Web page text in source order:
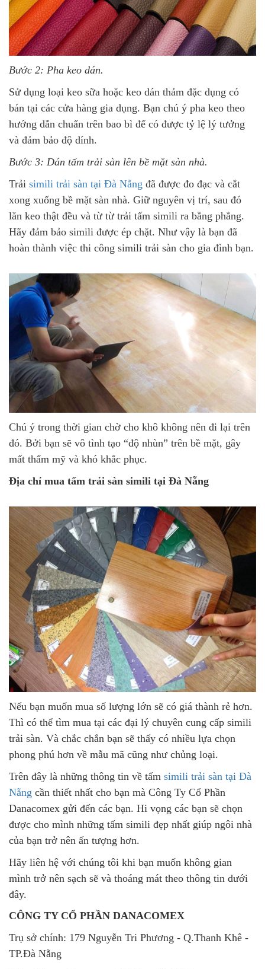
Bước 2: Pha keo dán.
Sử dụng loại keo sữa hoặc keo dán thảm đặc dụng có
bán tại các cửa hàng gia dụng. Bạn chú ý pha keo theo
hướng dẫn chuẩn trên bao bì để có được tỷ lệ lý tưởng
và đảm bảo độ dính.
Bước 3: Dán tấm trải sàn lên bề mặt sàn nhà.
Trải simili trải sàn tại Đà Nẵng đã được đo đạc và cắt
xong xuống bề mặt sàn nhà. Giữ nguyên vị trí, sau đó
lăn keo thật đều và từ từ trải tấm simili ra bằng phẳng.
Hãy đảm bảo simili được ép chặt. Như vậy là bạn đã
hoàn thành việc thi công simili trải sàn cho gia đình bạn.
Chú ý trong thời gian chờ cho khô không nên đi lại trên
đó. Bởi bạn sẽ vô tình tạo “độ nhùn” trên bề mặt, gây
mất thẩm mỹ và khó khắc phục.
Địa chỉ mua tấm trải sàn simili tại Đà Nẵng
Nếu bạn muốn mua số lượng lớn sẽ có giá thành rẻ hơn.
Thì có thể tìm mua tại các đại lý chuyên cung cấp simili
trải sàn. Và chắc chắn bạn sẽ thấy có nhiều lựa chọn
phong phú hơn về mẫu mã cũng như chủng loại.
Trên đây là những thông tin về tấm simili trải sàn tại Đà
Nẵng cần thiết nhất cho bạn mà Công Ty Cổ Phần
Danacomex gửi đến các bạn. Hi vọng các bạn sẽ chọn
được cho mình những tấm simili đẹp nhất giúp ngôi nhà
của bạn trở nên ấn tượng hơn.
Hãy liên hệ với chúng tôi khi bạn muốn không gian
mình trở nên sạch sẽ và thoáng mát theo thông tin dưới
đây.
CÔNG TY CỔ PHẦN DANACOMEX
Trụ sở chính: 179 Nguyễn Tri Phương - Q.Thanh Khê -
TP.Đà Nẵng